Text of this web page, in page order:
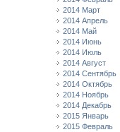
2014 Март
2014 Апрель
2014 Май
2014 Июнь
2014 Июль
2014 Август
2014 Сентябрь
2014 Октябрь
2014 Ноябрь
2014 Декабрь
2015 Январь
2015 Февраль